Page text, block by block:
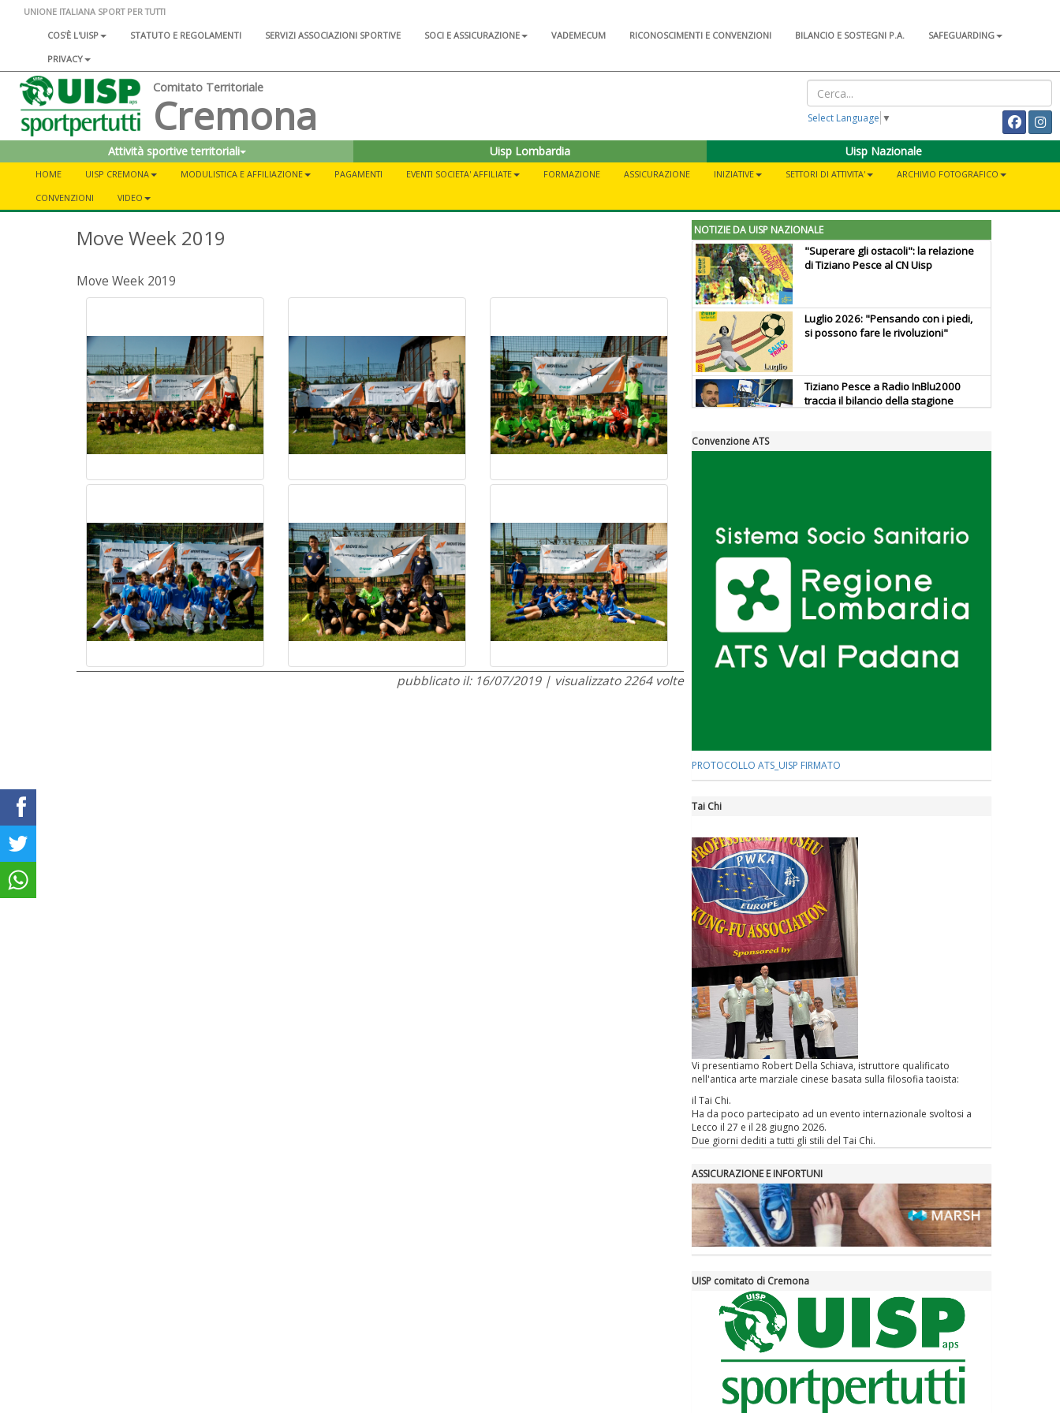
UNIONE ITALIANA SPORT PER TUTTI
COS'È L'UISP
STATUTO E REGOLAMENTI SERVIZI ASSOCIAZIONI SPORTIVE SOCI E ASSICURAZIONE VADEMECUM RICONOSCIMENTI E CONVENZIONI BILANCIO E SOSTEGNI P.A.
SAFEGUARDING
PRIVACY
Comitato Territoriale
Cremona Select Language ▼
Attività sportive territoriali Uisp Lombardia Uisp Nazionale
HOME UISP CREMONA MODULISTICA E AFFILIAZIONE PAGAMENTI EVENTI SOCIETA' AFFILIATE FORMAZIONE ASSICURAZIONE INIZIATIVE SETTORI DI ATTIVITA'
ARCHIVIO FOTOGRAFICO
CONVENZIONI
VIDEO
Move Week 2019
Move Week 2019
pubblicato il: 16/07/2019 | visualizzato 2264 volte
NOTIZIE DA UISP NAZIONALE
"Superare gli ostacoli": la relazione
di Tiziano Pesce al CN Uisp
Luglio 2026: "Pensando con i piedi,
si possono fare le rivoluzioni"
Tiziano Pesce a Radio InBlu2000
traccia il bilancio della stagione
Ddl Lobby, Uisp: “Il Parlamento
prosegue anche in estate
Tiziano Pesce nel Cda di
Fondazione Terzjus: prima riunione
a Roma
Convenzione ATS
PROTOCOLLO ATS_UISP FIRMATO
Tai Chi
Vi presentiamo Robert Della Schiava, istruttore qualificato
nell'antica arte marziale cinese basata sulla filosofia taoista:
il Tai Chi.
Ha da poco partecipato ad un evento internazionale svoltosi a
Lecco il 27 e il 28 giugno 2026.
Due giorni dediti a tutti gli stili del Tai Chi.
ASSICURAZIONE E INFORTUNI
UISP comitato di Cremona